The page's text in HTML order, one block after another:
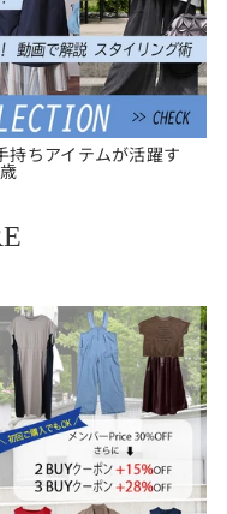
持ちアイテムが活躍す